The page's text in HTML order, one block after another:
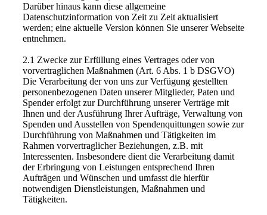
Darüber hinaus kann diese allgemeine
Datenschutzinformation von Zeit zu Zeit aktualisiert
werden; eine aktuelle Version können Sie unserer Webseite
entnehmen.
2.1 Zwecke zur Erfüllung eines Vertrages oder von
vorvertraglichen Maßnahmen (Art. 6 Abs. 1 b DSGVO)
Die Verarbeitung der von uns zur Verfügung gestellten
personenbezogenen Daten unserer Mitglieder, Paten und
Spender erfolgt zur Durchführung unserer Verträge mit
Ihnen und der Ausführung Ihrer Aufträge, Verwaltung von
Spenden und Ausstellen von Spendenquittungen sowie zur
Durchführung von Maßnahmen und Tätigkeiten im
Rahmen vorvertraglicher Beziehungen, z.B. mit
Interessenten. Insbesondere dient die Verarbeitung damit
der Erbringung von Leistungen entsprechend Ihren
Aufträgen und Wünschen und umfasst die hierfür
notwendigen Dienstleistungen, Maßnahmen und
Tätigkeiten.